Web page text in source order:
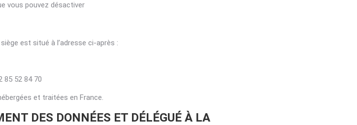
vous pouvez désactiver
est situé à l’adresse ci-après :
85 52 84 70
et traitées en France.
DES DONNÉES ET DÉLÉGUÉ À LA